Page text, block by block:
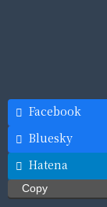
Facebook
Bluesky
Hatena
Copy